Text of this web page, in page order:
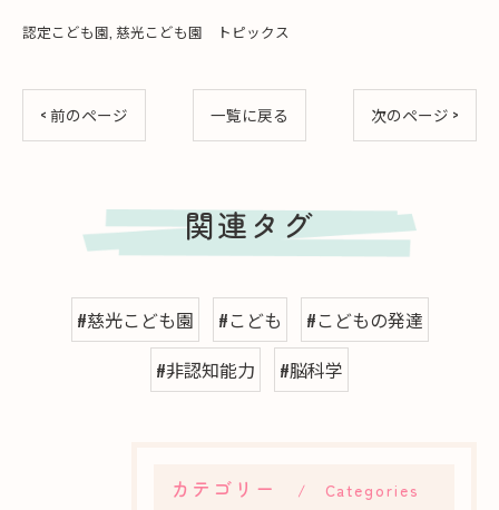
認定こども園 慈光こども園 トピックス
< 前のページ 一覧に戻る 次のページ >
関連タグ
#慈光こども園 #こども
#こどもの発達
#非認知能力
#脳科学
カテゴリー Categories